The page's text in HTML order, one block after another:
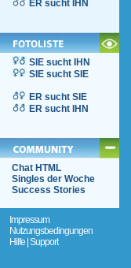
ER sucht IHN
SIE sucht IHN
SIE sucht SIE
ER sucht SIE
ER sucht IHN
Chat HTML
Singles der Woche
Success Stories
Impressum
Nutzungsbedingungen
Hilfe | Support